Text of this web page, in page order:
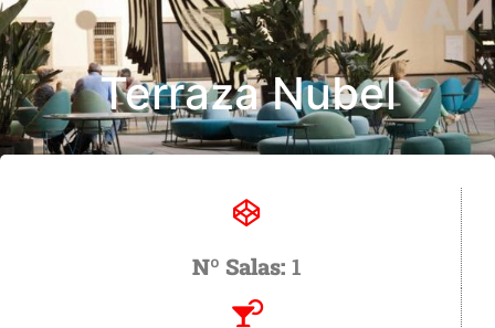
Terraza Nubel
Nº Salas: 1